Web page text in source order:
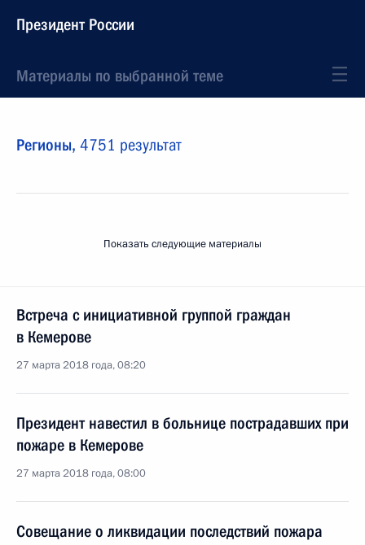
Президент России
Материалы по выбранной теме
Регионы, 4751 результат
Показать следующие материалы
Встреча с инициативной группой граждан
в Кемерове
27 марта 2018 года, 08:20
Президент навестил в больнице пострадавших при
пожаре в Кемерове
27 марта 2018 года, 08:00
Совещание о ликвидации последствий пожара